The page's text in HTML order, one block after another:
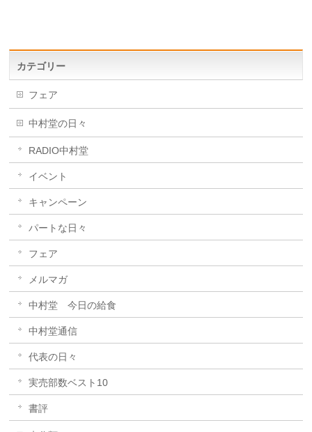
カテゴリー
フェア
中村堂の日々
RADIO中村堂
イベント
キャンペーン
パートな日々
フェア
メルマガ
中村堂 今日の給食
中村堂通信
代表の日々
実売部数ベスト10
書評